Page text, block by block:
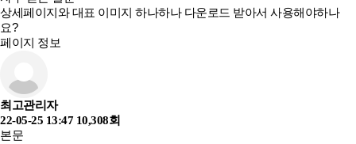
상세페이지와 대표 이미지 하나하나 다운로드 받아서 사용해야하나
요?
페이지 정보
최고관리자
22-05-25 13:47 10,308회
본문